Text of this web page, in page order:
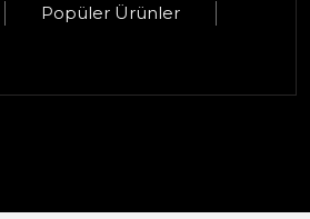
Popüler Ürünler